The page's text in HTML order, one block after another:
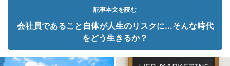
記事本文を読む
会社員であること自体が人生のリスクに...そんな時代
をどう生きるか？